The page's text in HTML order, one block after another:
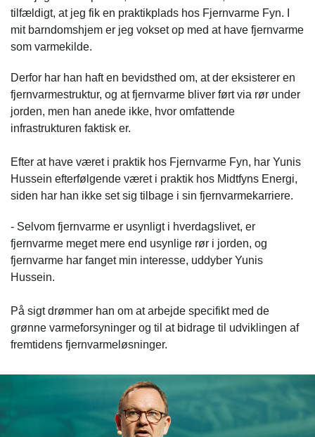
tilfældigt, at jeg fik en praktikplads hos Fjernvarme Fyn. I
mit barndomshjem er jeg vokset op med at have fjernvarme
som varmekilde.
Derfor har han haft en bevidsthed om, at der eksisterer en
fjernvarmestruktur, og at fjernvarme bliver ført via rør under
jorden, men han anede ikke, hvor omfattende
infrastrukturen faktisk er.
Efter at have været i praktik hos Fjernvarme Fyn, har Yunis
Hussein efterfølgende været i praktik hos Midtfyns Energi,
siden har han ikke set sig tilbage i sin fjernvarmekarriere.
- Selvom fjernvarme er usynligt i hverdagslivet, er
fjernvarme meget mere end usynlige rør i jorden, og
fjernvarme har fanget min interesse, uddyber Yunis
Hussein.
På sigt drømmer han om at arbejde specifikt med de
grønne varmeforsyninger og til at bidrage til udviklingen af
fremtidens fjernvarmeløsninger.